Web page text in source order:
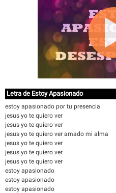
Letra de Estoy Apasionado
estoy apasionado por tu presencia
jesus yo te quiero ver
jesus yo te quiero ver
jesus yo te quiero ver amado mi alma
jesus yo te quiero ver
jesus yo te quiero ver
jesus yo te quiero ver
estoy apasionado
estoy apasionado
estoy apasionado